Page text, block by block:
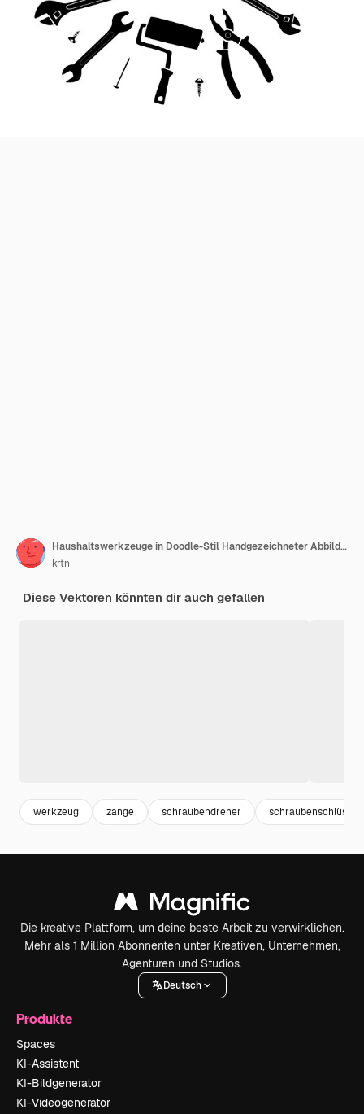
Haushaltswerkzeuge in Doodle-Stil Handgezeichneter Abbild verschiedener Arten von Ausrüstung zur Reparatur
krtn
Diese Vektoren könnten dir auch gefallen
werkzeug zange schraubendreher schraubenschlüssel
Die kreative Plattform, um deine beste Arbeit zu verwirklichen.
Mehr als 1 Million Abonnenten unter Kreativen, Unternehmen,
Agenturen und Studios.
Deutsch
Produkte
Spaces
KI-Assistent
KI-Bildgenerator
KI-Videogenerator